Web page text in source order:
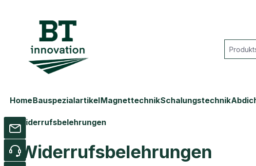
HomeBauspezialartikelMagnettechnikSchalungstechnik
Widerrufsbelehrungen
Widerrufsbelehrungen